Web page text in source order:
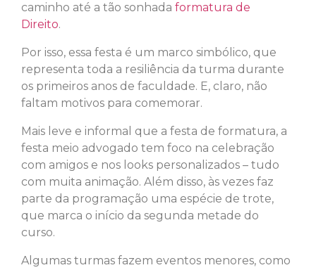
caminho até a tão sonhada formatura de
Direito.
Por isso, essa festa é um marco simbólico, que
representa toda a resiliência da turma durante
os primeiros anos de faculdade. E, claro, não
faltam motivos para comemorar.
Mais leve e informal que a festa de formatura, a
festa meio advogado tem foco na celebração
com amigos e nos looks personalizados – tudo
com muita animação. Além disso, às vezes faz
parte da programação uma espécie de trote,
que marca o início da segunda metade do
curso.
Algumas turmas fazem eventos menores, como